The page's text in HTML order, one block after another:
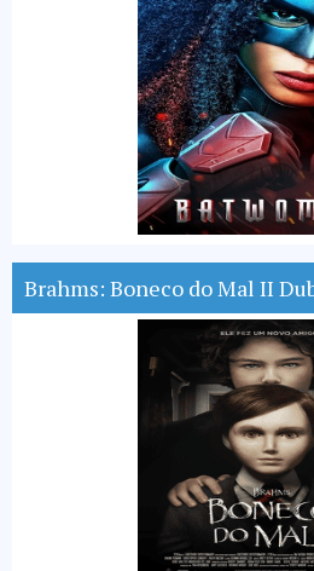
Brahms: Boneco do Mal II